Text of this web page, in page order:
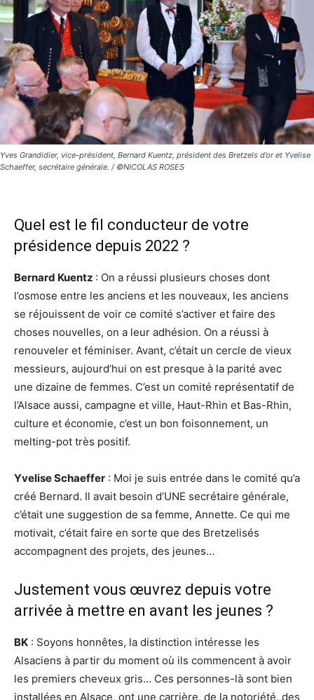
Yves Grandidier, vice-président, Bernard Kuentz, président des Bretzels d’or et Yvelise
Schaeffer, secrétaire générale. / ©NICOLAS ROSES
Quel est le fil conducteur de votre
présidence depuis 2022 ?
Bernard Kuentz : On a réussi plusieurs choses dont
l’osmose entre les anciens et les nouveaux, les anciens
se réjouissent de voir ce comité s’activer et faire des
choses nouvelles, on a leur adhésion. On a réussi à
renouveler et féminiser. Avant, c’était un cercle de vieux
messieurs, aujourd’hui on est presque à la parité avec
une dizaine de femmes. C’est un comité représentatif de
l’Alsace aussi, campagne et ville, Haut-Rhin et Bas-Rhin,
culture et économie, c’est un bon foisonnement, un
melting-pot très positif.
Yvelise Schaeffer : Moi je suis entrée dans le comité qu’a
créé Bernard. Il avait besoin d’UNE secrétaire générale,
c’était une suggestion de sa femme, Annette. Ce qui me
motivait, c’était faire en sorte que des Bretzelisés
accompagnent des projets, des jeunes…
Justement vous œuvrez depuis votre
arrivée à mettre en avant les jeunes ?
BK : Soyons honnêtes, la distinction intéresse les
Alsaciens à partir du moment où ils commencent à avoir
les premiers cheveux gris… Ces personnes-là sont bien
installées en Alsace, ont une carrière, de la notoriété, des